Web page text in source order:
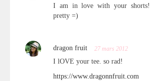
I am in love with your shorts!
pretty =)
dragon fruit 27 mars 2012
I lOVE your tee. so rad!
https://www.dragonnfruit.com